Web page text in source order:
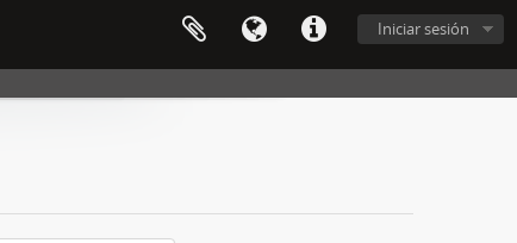
Iniciar sesión